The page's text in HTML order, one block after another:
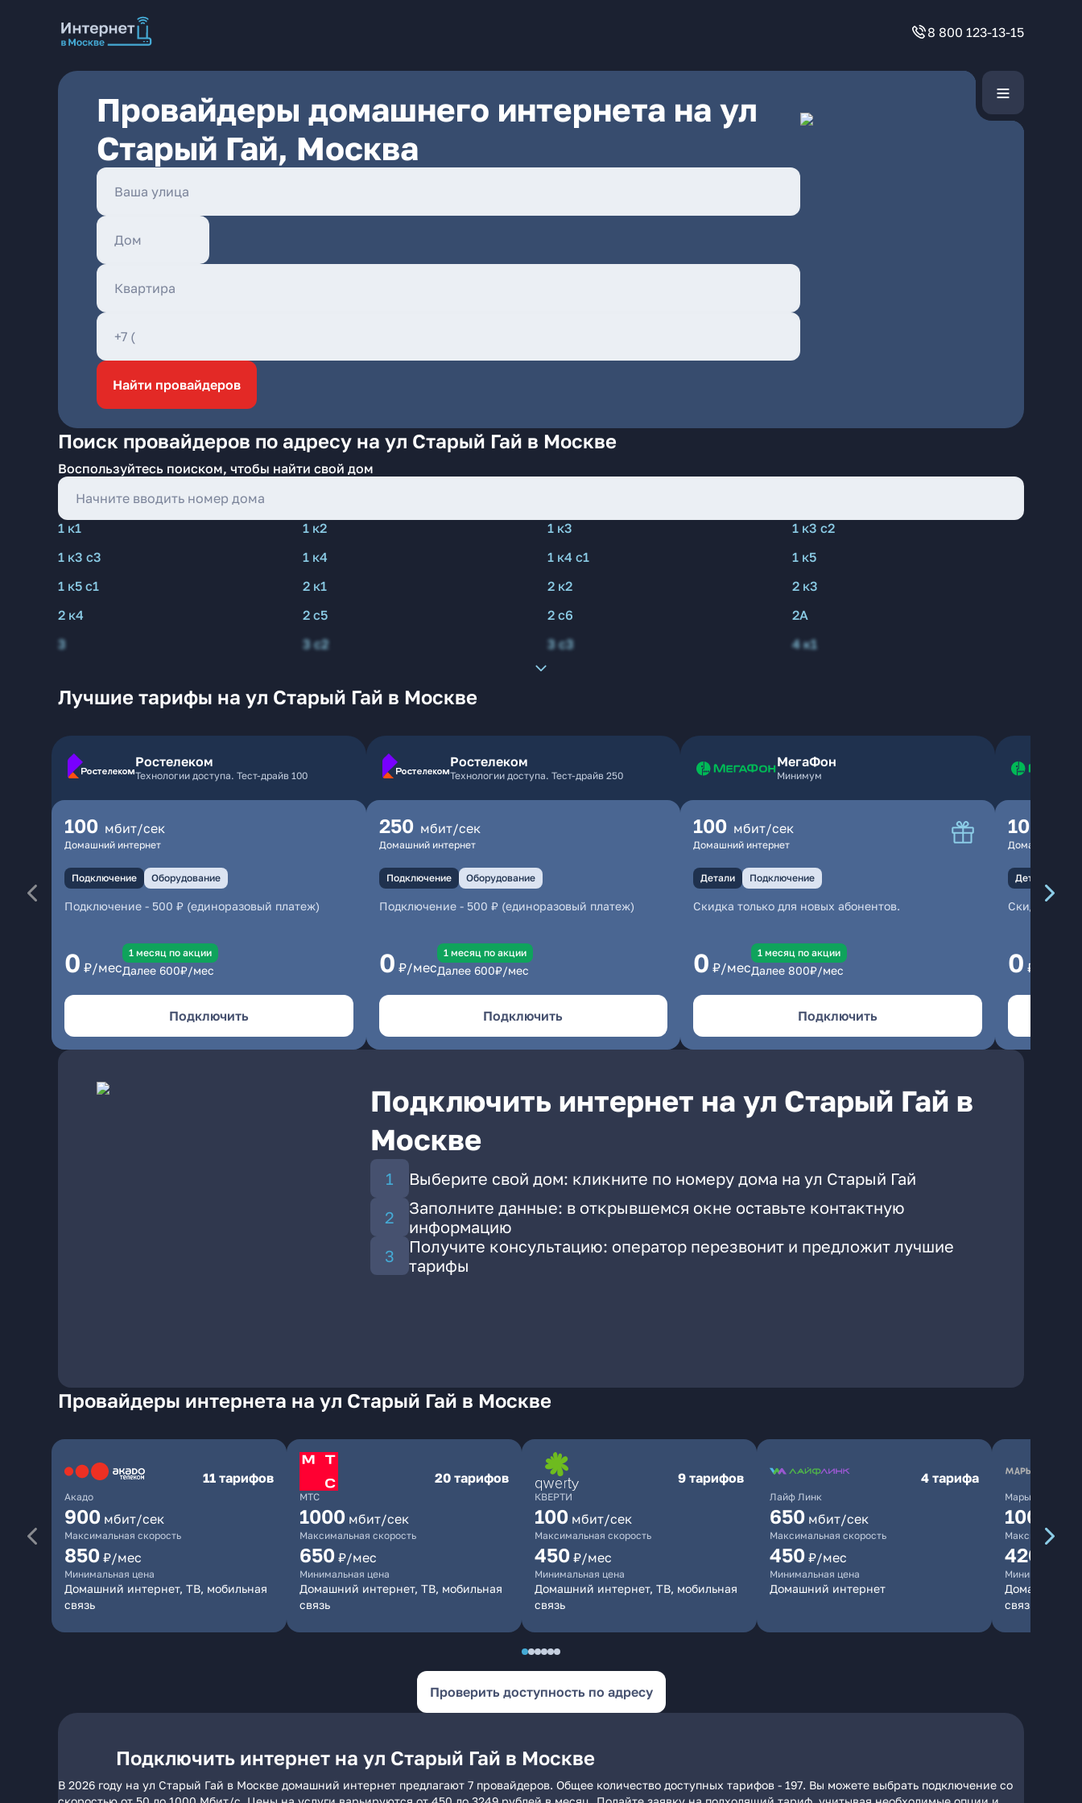
8 800 123-13-15
Провайдеры домашнего интернета на ул
Старый Гай, Москва
Найти провайдеров
Поиск провайдеров по адресу на ул Старый Гай в Москве
Воспользуйтесь поиском, чтобы найти свой дом
1 к1 1 к2 1 к3
1 к3 с2
1 к3 с3
1 к4 1 к4 с1
1 к5
1 к5 с1
2 к1 2 к2
2 к3
2 к4
2 с5 2 с6
2А
3
3 с2 3 с3 4 к1
Лучшие тарифы на ул Старый Гай в Москве
Ростелеком
Технологии доступа. Тест-драйв 100
100 мбит/сек
Домашний интернет
Подключение Оборудование
Подключение - 500 ₽ (единоразовый платеж)
0 ₽/мес
1 месяц по акции
Далее 600₽/мес
Подключить
Ростелеком
Технологии доступа. Тест-драйв 250
250 мбит/сек
Домашний интернет
Подключение Оборудование
Подключение- 500 ₽ (единоразовый платеж)
0 ₽/мес
1 месяц по акции
Далее 600₽/мес
Подключить
МегаФон
Минимум
100 мбит/сек
Домашний интернет
Детали Подключение
Скидка только для новых абонентов.
0 ₽/мес
1 месяц по акции
Далее 800₽/мес
Подключить
100
Домашний
Детали
Скидка
0 ₽/мес
Подключить интернет на ул Старый Гай в
Москве
Выберите свой дом: кликните по номеру дома на ул Старый Гай
Заполните данные: в открывшемся окне оставьте контактную
информацию
Получите консультацию: оператор перезвонит и предложит лучшие
тарифы
Провайдеры интернета на ул Старый Гай в Москве
Акадо
11 тарифов
900 мбит/сек
Максимальная скорость
850 ₽/мес
Минимальная цена
Домашний интернет, ТВ, мобильная
связь
МТС
20 тарифов
1000 мбит/сек
Максимальная скорость
650 ₽/мес
Минимальная цена
Домашний интернет, ТВ, мобильная
связь
КВЕРТИ
9 тарифов
100 мбит/сек
Максимальная скорость
450 ₽/мес
Минимальная цена
Домашний интернет, ТВ, мобильная
связь
Лайф Линк
4 тарифа
650 мбит/сек
Максимальная скорость
450 ₽/мес
Минимальная цена
Домашний интернет
Марьино.нет
10000
Максимальная
420
Минимальная
Домашний
связь
Проверить доступность по адресу
Подключить интернет на ул Старый Гай в Москве
В 2026 году на ул Старый Гай в Москве домашний интернет предлагают 7 провайдеров. Общее количество доступных тарифов - 197. Вы можете выбрать подключение со